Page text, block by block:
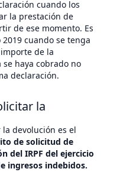
cuando los
la prestación de
de ese momento. Es
cuando se tenga
importe de la
se haya cobrado no
declaración.
la
devolución es el
de solicitud de
del IRPF del ejercicio
ingresos indebidos.